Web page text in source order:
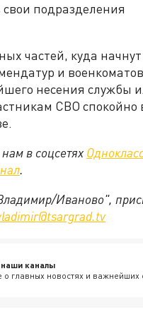
подразделения
частей, куда
и
несения службы
СВО спокойно
в соцсетях
.
Иваново",
каналы
о главных новостях и важнейших